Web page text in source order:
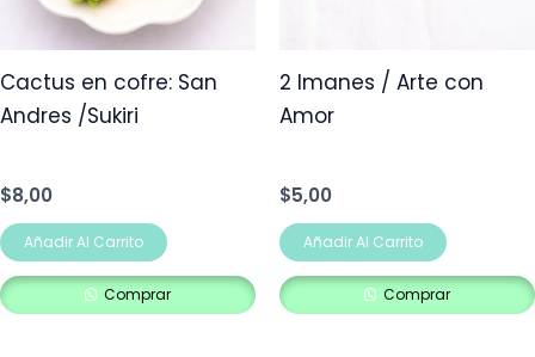
Cactus en cofre: San
Andres /Sukiri
$8,00
Añadir Al Carrito
Comprar
2 Imanes / Arte con
Amor
$5,00
Añadir Al Carrito
Comprar